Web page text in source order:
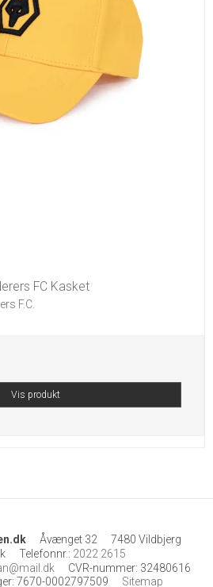
FC Kasket
F.C.
Vis produkt
Åvænget 32
7480 Vildbjerg
Telefonnr.: 2022 2615
CVR-nummer: 32480616
: 7670-0002797509 Sitemap